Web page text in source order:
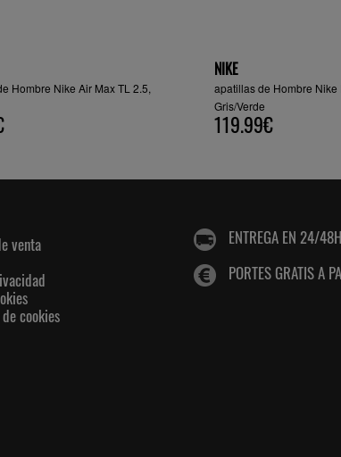
Hombre Nike Air Max TL 2.5,
NIKE
apatillas de Hombre Nike
Gris/Verde
119.99€
venta
cookies
ENTREGA EN 24/48H
PORTES GRATIS A